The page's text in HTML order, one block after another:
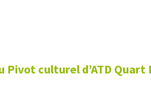
culturel d’ATD Quart